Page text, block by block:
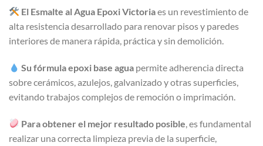
El Esmalte al Agua Epoxi Victoriaes un revestimiento de
alta resistencia desarrollado para renovar pisos y paredes
interiores de manera rápida, práctica y sin demolición.
Su fórmula epoxi base agua permite adherencia directa
sobre cerámicos, azulejos, galvanizado y otras superficies,
evitando trabajos complejos de remoción o imprimación.
Para obtener el mejor resultado posible , es fundamental
realizar una correcta limpieza previa de la superficie,